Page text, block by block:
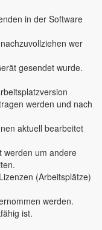
in der Software
wer
gesendet wurde.
werden und nach
aktuell bearbeitet
werden um andere
(Arbeitsplätze)
werden.
ist.